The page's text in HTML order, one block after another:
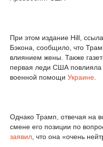
При этом издание Hill,
Бэкона, сообщило, что
влиянием жены. Также
первая леди США
военной помощи Украине
Однако Трамп, отвечая на
смене его позиции по
заявил , что она «очень